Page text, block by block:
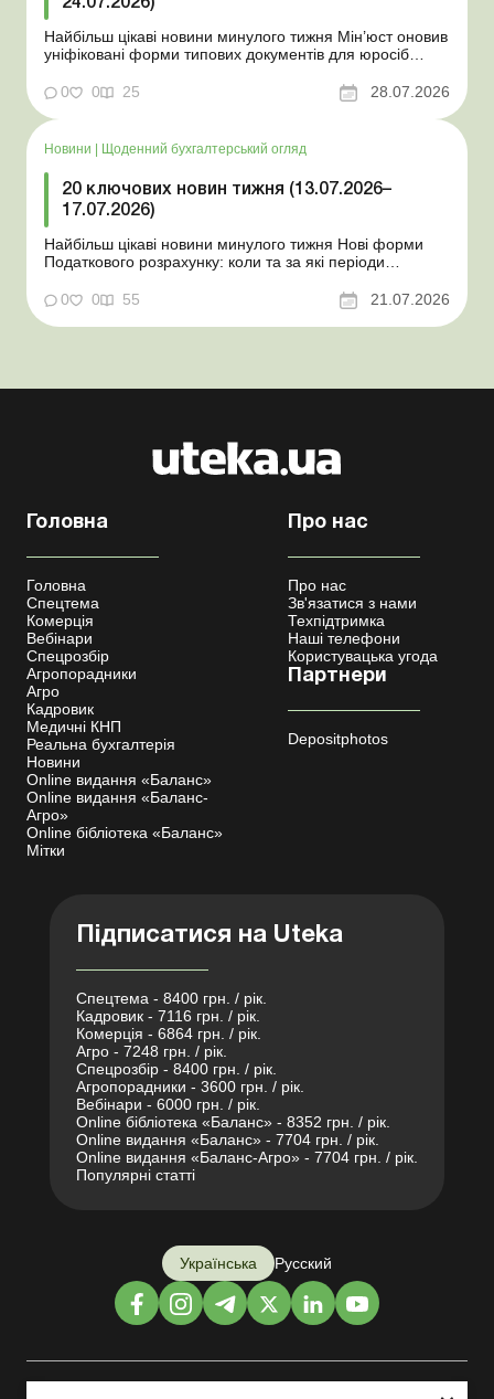
Найбільш цікаві новини минулого тижня Мін’юст оновив
уніфіковані форми типових документів для юросіб
координаційного центру з організації бронювання У
працівника виявлено статус «у розшуку»: що потрібно
0 0 25 28.07.2026
Новини Щоденний бухгалтерський огляд
20 ключових новин тижня (13.07.2026–
17.07.2026)
Найбільш цікаві новини минулого тижня Нові форми
Податкового розрахунку: коли та за які періоди
відстрочки від призову під час мобілізації удосконалено
Кабмін утворив Координаційний центр з організації
бронювання військовозобов’язаних Верховна ...
0 0 55 21.07.2026
Головна
Головна
Спецтема
Комерція
Вебінари
Спецрозбір
Агропорадники
Агро
Кадровик
Медичні КНП
Реальна бухгалтерія
Новини
Online видання «Баланс»
Online видання «Баланс-
Агро»
Online бібліотека «Баланс»
Мітки
Про нас
Про нас
Зв'язатися з нами
Техпідтримка
Наші телефони
Користувацька угода
Партнери
Depositphotos
Підписатися на Uteka
Спецтема - 8400 грн. / рік.
Кадровик - 7116 грн. / рік.
Комерція - 6864 грн. / рік.
Агро - 7248 грн. / рік.
Спецрозбір - 8400 грн. / рік.
Агропорадники - 3600 грн. / рік.
Вебінари - 6000 грн. / рік.
Online бібліотека «Баланс» - 8352 грн. / рік.
Online видання «Баланс» - 7704 грн. / рік.
Online видання «Баланс-Агро» - 7704 грн. / рік.
Популярні статті
Українська Русский